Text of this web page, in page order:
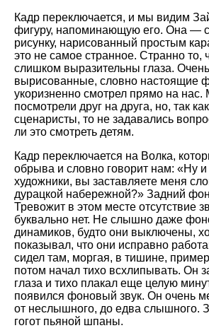
Кадр переключается, и мы видим
фигуру, напоминающую его. Она —
рисунку, нарисованный простым
это не самое странное. Странно то,
слишком выразительны глаза.
вырисованные, словно настоящие
укоризненно смотрел прямо на
посмотрели друг на друга, но, так
сценаристы, то не задавались
ли это смотреть детям.
Кадр переключается на Волка,
обрыва и словно говорит нам:
Ну и
художники, вы заставляете меня
дурацкой набережной?
Задний
Тревожит в этом месте отсутствие
буквально нет. Не слышно даже
динамиков, будто они выключены,
показывал, что они исправно
сидел там, моргая, в тишине,
потом начал тихо всхлипывать. Он
глаза и тихо плакал еще целую
появился фоновый звук. Он очень
от неслышного, до едва слышного.
гогот пьяной шпаны.